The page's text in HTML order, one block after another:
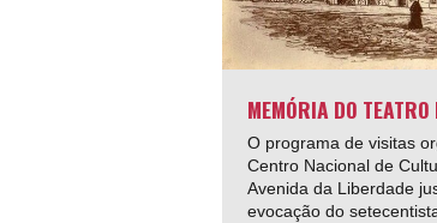
MEMÓRIA DO
O programa de visitas
Centro Nacional de
Avenida da Liberdade
evocação do